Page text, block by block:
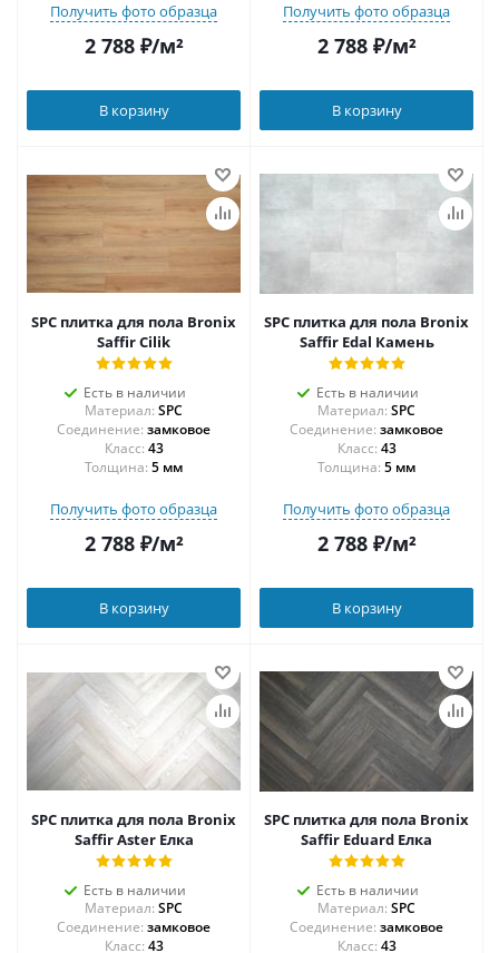
Получить фото образца
2 788₽/м²
В корзину
Получить фото образца
2 788₽/м²
В корзину
SPC плитка для пола Bronix
Saffir Cilik
Есть в наличии
Материал: SPC
Соединение: замковое
43
Толщина: 5 мм
Получить фото образца
2 788₽/м²
В корзину
SPC плитка для пола Bronix
Saffir Edal Камень
Есть в наличии
Материал: SPC
Соединение: замковое
43
Толщина: 5 мм
Получить фото образца
2 788₽/м²
В корзину
SPC плитка для пола Bronix
Saffir Aster Елка
Есть в наличии
Материал: SPC
Соединение: замковое
43
SPC плитка для пола Bronix
Saffir Eduard Елка
Есть в наличии
Материал: SPC
Соединение: замковое
43